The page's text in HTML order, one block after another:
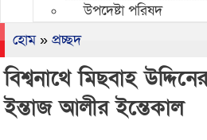
উপদেষ্টা পরিষদ
হোম» প্রচ্ছদ
বিশ্বনাথে মিছবাহ
ইন্তাজ আলীর ইন্তেকাল